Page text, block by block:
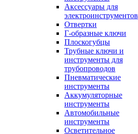
Аксессуары для
электроинструментов
Отвертки
Г-образные ключи
Плоскогубцы
Трубные ключи и
инструменты для
трубопроводов
Пневматические
инструменты
Аккумуляторные
инструменты
Автомобильные
инструменты
Осветительное